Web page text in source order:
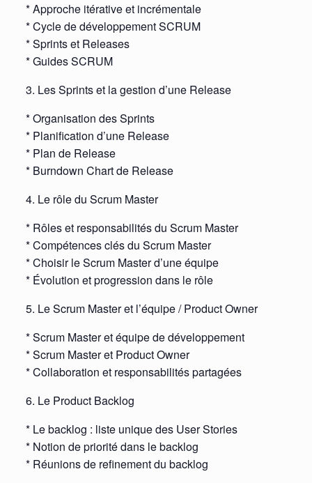
* Approche itérative et incrémentale
* Cycle de développement SCRUM
* Sprints et Releases
* Guides SCRUM
3. Les Sprints et la gestion d’une Release
* Organisation des Sprints
* Planification d’une Release
* Plan de Release
* Burndown Chart de Release
4. Le rôle du Scrum Master
* Rôles et responsabilités du Scrum Master
* Compétences clés du Scrum Master
* Choisir le Scrum Master d’une équipe
* Évolution et progression dans le rôle
5. Le Scrum Master et l’équipe / Product Owner
* Scrum Master et équipe de développement
* Scrum Master et Product Owner
* Collaboration et responsabilités partagées
6. Le Product Backlog
* Le backlog : liste unique des User Stories
* Notion de priorité dans le backlog
* Réunions de refinement du backlog